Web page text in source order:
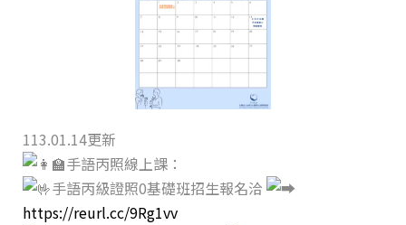
113.01.14更新
手語丙照線上課：
手語丙級證照0基礎班招生報名洽
https://reurl.cc/9Rg1vv